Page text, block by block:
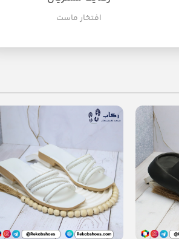
افتخار ماست